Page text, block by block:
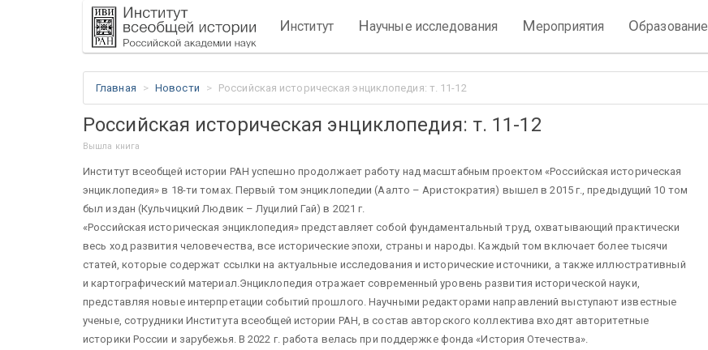
Институт Научные исследования Мероприятия Образование
Главная Новости Российская историческая энциклопедия: т. 11-12
Российская историческая энциклопедия: т. 11-12
Вышла книга
Институт всеобщей истории РАН успешно продолжает работу над масштабным проектом «Российская историческая
энциклопедия» в 18-ти томах. Первый том энциклопедии (Аалто – Аристократия) вышел в 2015 г., предыдущий 10 том
был издан (Кульчицкий Людвик – Луцилий Гай) в 2021 г.
«Российская историческая энциклопедия» представляет собой фундаментальный труд, охватывающий практически
весь ход развития человечества, все исторические эпохи, страны и народы. Каждый том включает более тысячи
статей, которые содержат ссылки на актуальные исследования и исторические источники, а также иллюстративный
и картографический материал.Энциклопедия отражает современный уровень развития исторической науки,
представляя новые интерпретации событий прошлого. Научными редакторами направлений выступают известные
ученые, сотрудники Института всеобщей истории РАН, в состав авторского коллектива входят авторитетные
историки России и зарубежья. В 2022 г. работа велась при поддержке фонда «История Отечества».